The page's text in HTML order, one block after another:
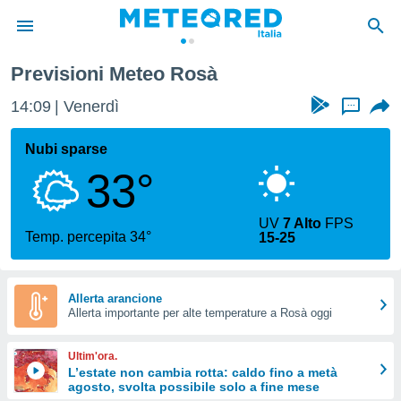
di
per
le
di
Web
le
Previsioni Meteo Rosà
14:09 Venerdì ...
Nubi sparse
33°
Temp. percepita 34°
UV7 Alto FPS
15-25
Allerta arancione
Allerta importante per alte temperature a Rosà oggi
Ultim'ora.
L’estate non cambia rotta: caldo fino a metà
agosto, svolta possibile solo a fine mese